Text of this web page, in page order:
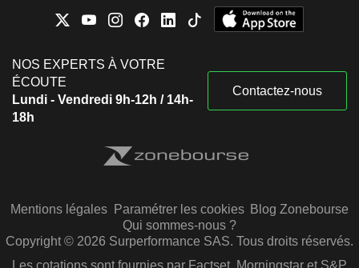
NOS EXPERTS À VOTRE
ÉCOUTE
Lundi - Vendredi 9h-12h / 14h-
18h
Contactez-nous
Mentions légales Paramétrer les cookies Blog Zonebourse
Qui sommes-nous ?
Copyright © 2026 Surperformance SAS. Tous droits réservés.
Les cotations sont fournies par Factset, Morningstar et S&P